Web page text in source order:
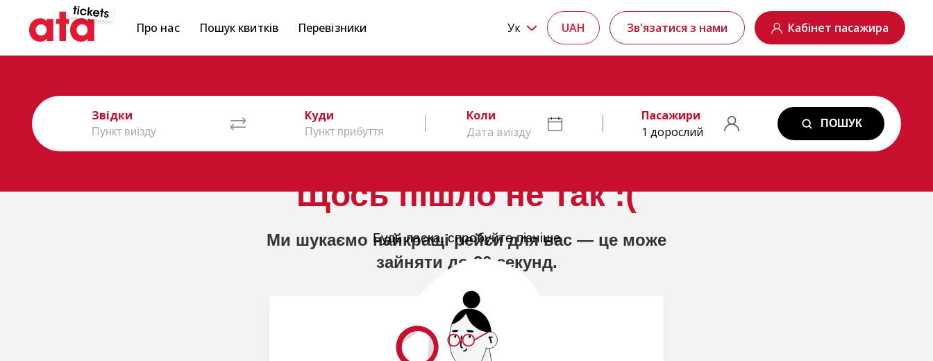
Щось пішло не так :(
Будь ласка, спробуйте пізніше
Про нас Пошук квитків Перевізники Ук UAH Зв'язатися з нами Кабінет пасажира
Звідки Куди
Коли
Дата виїзду
Пасажири
1 дорослий
ПОШУК
Ми шукаємо найкращі рейси для вас — це може
зайняти до 20 секунд.